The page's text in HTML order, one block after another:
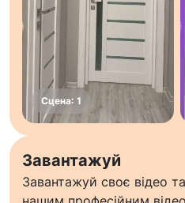
Завантажуй
Завантажуй своє відео